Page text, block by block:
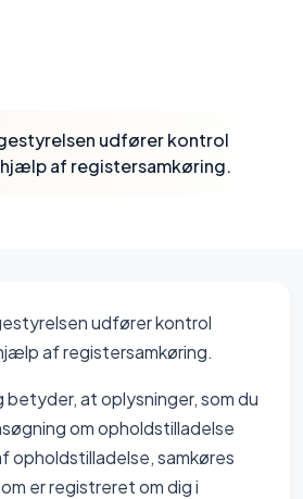
udfører kontrol
af registersamkøring.
udfører kontrol
af registersamkøring.
betyder, at oplysninger, som du
om opholdstilladelse
opholdstilladelse, samkøres
er registreret om dig i